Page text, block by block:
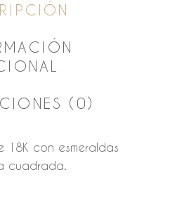
(0)
18K con esmeraldas
cuadrada.